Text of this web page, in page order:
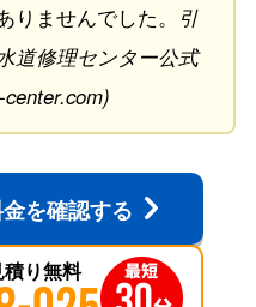
りませんでした。 引
道修理センター公式
を確認する
り無料